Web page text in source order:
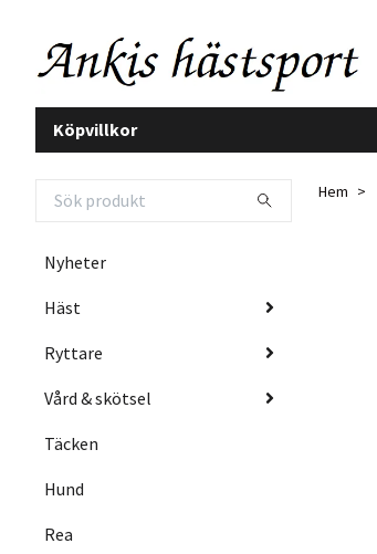
Köpvillkor
Nyheter
Häst
Ryttare
Vård & skötsel
Täcken
Hund
Rea
Hem